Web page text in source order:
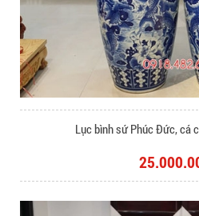
Lục bình sứ Phúc Đức, cá